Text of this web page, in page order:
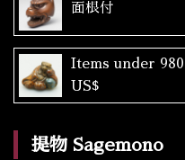
面根付
Items under 980
US$
提物 Sagemono